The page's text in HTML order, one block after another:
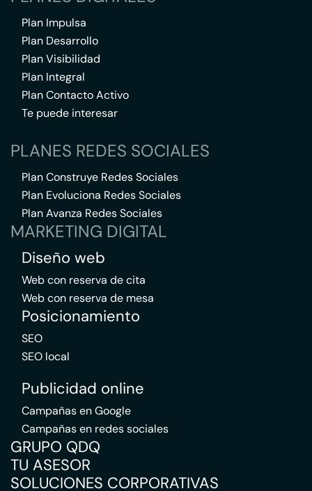
Plan Impulsa
Plan Desarrollo
Plan Visibilidad
Plan Integral
Plan Contacto Activo
Te puede interesar
PLANES REDES SOCIALES
Plan Construye Redes Sociales
Plan Evoluciona Redes Sociales
Plan Avanza Redes Sociales
MARKETING DIGITAL
Diseño web
Web con reserva de cita
Web con reserva de mesa
Posicionamiento
SEO
SEO local
Publicidad online
Campañas en Google
Campañas en redes sociales
GRUPO QDQ
TU ASESOR
SOLUCIONES CORPORATIVAS